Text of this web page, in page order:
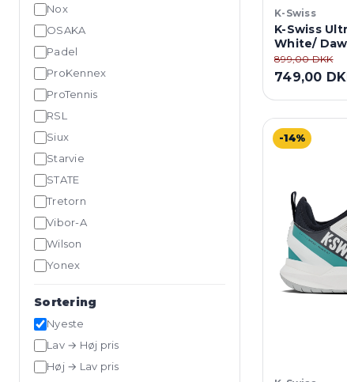
Nox
OSAKA
Padel
ProKennex
ProTennis
RSL
Siux
Starvie
STATE
Tretorn
Vibor-A
Wilson
Yonex
Sortering
Nyeste
Lav → Høj pris
Høj → Lav pris
K-Swiss
K-Swiss
White/
899,00 DKK
749,00
-14%